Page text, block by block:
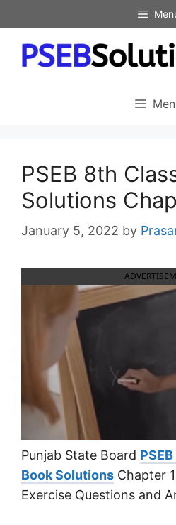
to
content
PSEB 8th
Solutions
January 5, 2022 by
Punjab State Board
Book Solutions Chapter
Exercise Questions and